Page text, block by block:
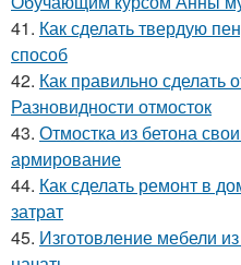
41. Как сделать твердую
способ
42. Как правильно сделать
Разновидности отмосток
43. Отмостка из бетона
армирование
44. Как сделать ремонт в
затрат
45. Изготовление мебели